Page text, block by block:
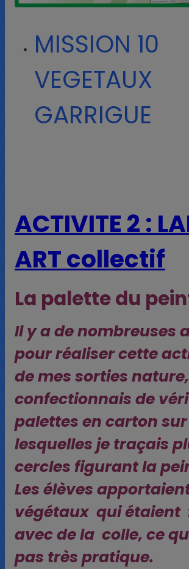
MISSION 10
VEGETAUX
GARRIGUE
ACTIVITE 2 :
ART collectif
La palette du
Ily a de nombreuses
pour réaliser cette
de mes sorties
confectionnais de
palettes en carton sur
lesquelles je traçais
cercles figurant la
Les élèves
végétaux qui étaient
avec de la colle, ce
pas très pratique.